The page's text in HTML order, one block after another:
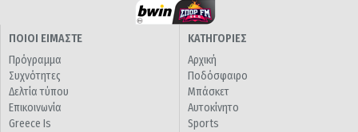
ΠΟΙΟΙ ΕΙΜΑΣΤΕ
Πρόγραμμα
Συχνότητες
Δελτία τύπου
Επικοινωνία
Greece Is
ΚΑΤΗΓΟΡΙΕΣ
Αρχική
Ποδόσφαιρο
Μπάσκετ
Αυτοκίνητο
Sports